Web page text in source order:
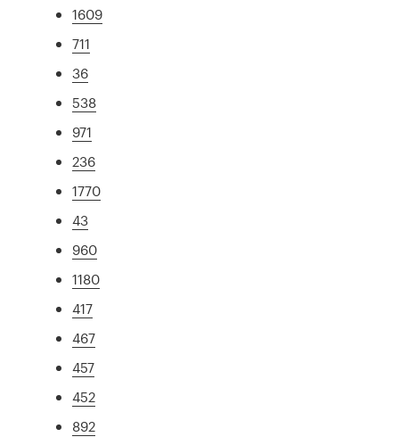
1609
711
36
538
971
236
1770
43
960
1180
417
467
457
452
892